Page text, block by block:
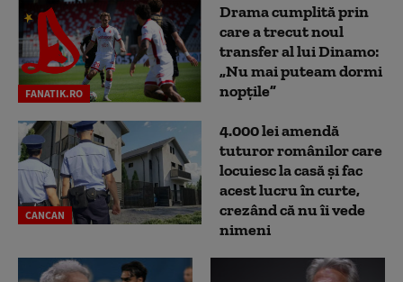
FANATIK.RO
Drama cumplită prin
care a trecut noul
transfer al lui Dinamo:
„Nu mai puteam dormi
nopțile”
CANCAN
4.000 lei amendă
tuturor românilor care
locuiesc la casă și fac
acest lucru în curte,
crezând că nu îi vede
nimeni